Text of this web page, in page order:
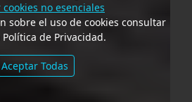
cookies no esenciales
sobre el uso de cookies consultar
de Privacidad.
Aceptar Todas